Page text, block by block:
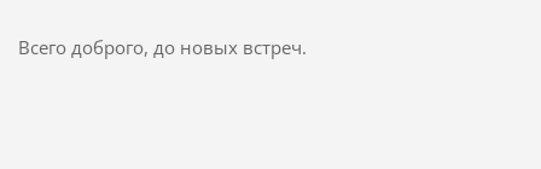
Всего доброго, до новых встреч.